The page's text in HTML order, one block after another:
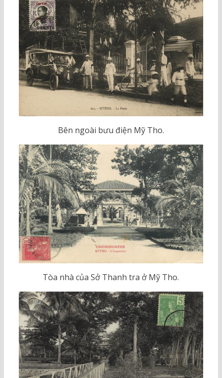
Bên ngoài bưu điện Mỹ Tho.
Tòa nhà của Sở Thanh tra ở Mỹ Tho.